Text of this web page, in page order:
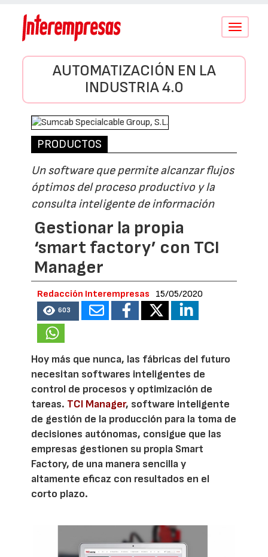
Conmutar
AUTOMATIZACIÓN EN LA
INDUSTRIA 4.0
PRODUCTOS
Un software que permite alcanzar flujos
óptimos del proceso productivo y la
consulta inteligente de información
Gestionar la propia
‘smart factory’ con TCI
Manager
Redacción Interempresas 15/05/2020
603
Hoy más que nunca, las fábricas del futuro
necesitan softwares inteligentes de
control de procesos y optimización de
tareas. TCI Manager, software inteligente
de gestión de la producción para la toma de
decisiones autónomas, consigue que las
empresas gestionen su propia Smart
Factory, de una manera sencilla y
altamente eficaz con resultados en el
corto plazo.